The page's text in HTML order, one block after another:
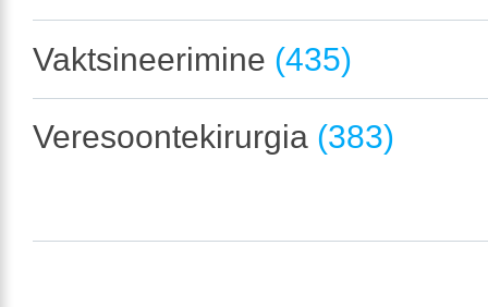
Vaktsineerimine (435)
Veresoontekirurgia (383)